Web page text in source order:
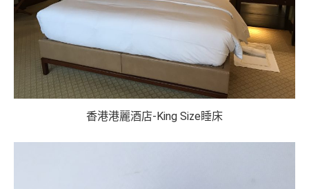
香港港麗酒店-King Size睡床